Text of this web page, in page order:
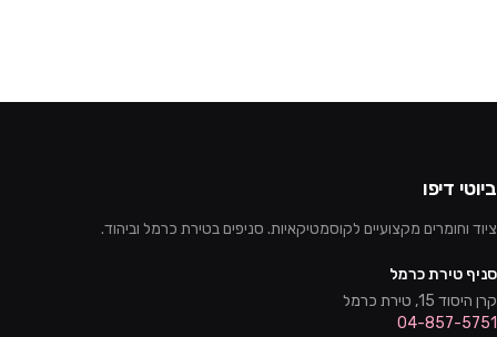
ביוטי דיפו
ציוד וחומרים מקצועיים לקוסמטיקאיות. סניפים בטירת כרמל וביהוד.
סניף טירת כרמל
קרן היסוד 15, טירת כרמל
04-857-5751